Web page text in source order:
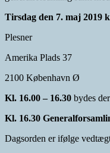
Tirsdag den 7. maj 2019
Plesner
Amerika Plads 37
2100 København Ø
Kl. 16.00 – 16.30 bydes
Kl. 16.30
Dagsorden er ifølge